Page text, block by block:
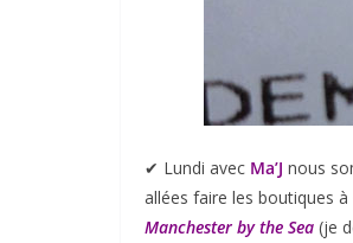
✔︎ Lundi avec Ma’J nous
allées faire les boutiques
Manchester by the Sea (je